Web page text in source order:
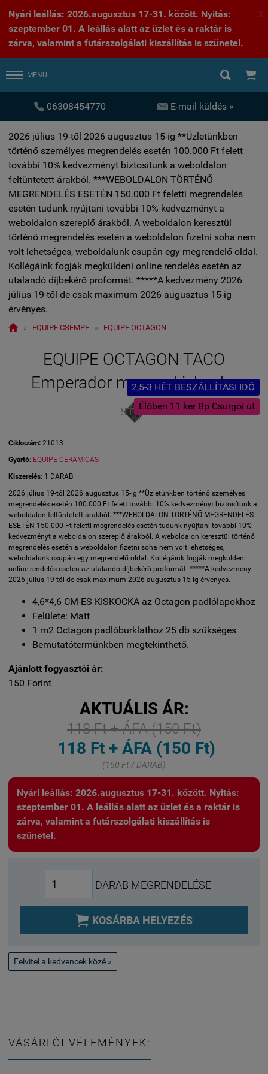
Nyári leállás: 2026.augusztus 17-31. között. Nyitás:
szeptember 01. A leállás alatt az üzlet és a raktár is
zárva, valamint a futárszolgálati kiszállítás is szünetel.
X
MENÜ  
 06308454770  E-mail küldés »
2026 július 19-től 2026 augusztus 15-ig **Üzletünkben
történő személyes megrendelés esetén 100.000 Ft felett
további 10% kedvezményt biztosítunk a weboldalon
feltüntetett árakból. ***WEBOLDALON TÖRTÉNŐ
MEGRENDELÉS ESETÉN 150.000 Ft feletti megrendelés
esetén tudunk nyújtani további 10% kedvezményt a
weboldalon szereplő árakból. A weboldalon keresztül
történő megrendelés esetén a weboldalon fizetni soha nem
volt lehetséges, weboldalunk csupán egy megrendelő oldal.
Kollégáink fogják megküldeni online rendelés esetén az
utalandó díjbekérő proformát. *****A kedvezmény 2026
július 19-től de csak maximum 2026 augusztus 15-ig
érvényes.
 » EQUIPE CSEMPE » EQUIPE OCTAGON
EQUIPE OCTAGON TACO
Emperador marron kiskocka
2,5-3 HÉT BESZÁLLÍTÁSI IDŐ
Élőben 11 ker Bp Csurgói út
Cikkszám: 21013
Gyártó: EQUIPE CERAMICAS
Kiszerelés: 1 DARAB
2026 július 19-től 2026 augusztus 15-ig **Üzletünkben történő személyes
megrendelés esetén 100.000 Ft felett további 10% kedvezményt biztosítunk a
weboldalon feltüntetett árakból. ***WEBOLDALON TÖRTÉNŐ MEGRENDELÉS
ESETÉN 150.000 Ft feletti megrendelés esetén tudunk nyújtani további 10%
kedvezményt a weboldalon szereplő árakból. A weboldalon keresztül történő
megrendelés esetén a weboldalon fizetni soha nem volt lehetséges,
weboldalunk csupán egy megrendelő oldal. Kollégáink fogják megküldeni
online rendelés esetén az utalandó díjbekérő proformát. *****A kedvezmény
2026 július 19-től de csak maximum 2026 augusztus 15-ig érvényes.
4,6*4,6 CM-ES KISKOCKA az Octagon padlólapokhoz
Felülete: Matt
1 m2 Octagon padlóburklathoz 25 db szükséges
Bemutatótermünkben megtekinthető.
Ajánlott fogyasztói ár:
150 Forint
AKTUÁLIS ÁR:
118 Ft + ÁFA (150 Ft)
118 Ft + ÁFA (150 Ft)
(150 Ft / DARAB)
Nyári leállás: 2026.augusztus 17-31. között. Nyitás:
szeptember 01. A leállás alatt az üzlet és a raktár is
zárva, valamint a futárszolgálati kiszállítás is
szünetel.
DARAB MEGRENDELÉSE
 KOSÁRBA HELYEZÉS
Felvitel a kedvencek közé »
VÁSÁRLÓI VÉLEMÉNYEK: